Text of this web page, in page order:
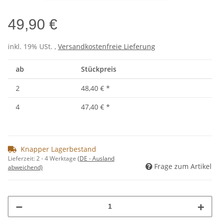
49,90 €
inkl. 19% USt. , Versandkostenfreie Lieferung
ab Stückpreis
2 48,40 € *
4
47,40 € *
Knapper Lagerbestand
Lieferzeit:2 - 4 Werktage (DE - Ausland
abweichend)
Frage zum Artikel